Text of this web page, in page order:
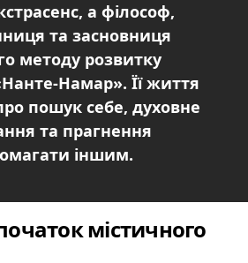
а філософ,
та засновниця
методу розвитку
Намар». Її життя
пошук себе, духовне
та прагнення
іншим.
містичного